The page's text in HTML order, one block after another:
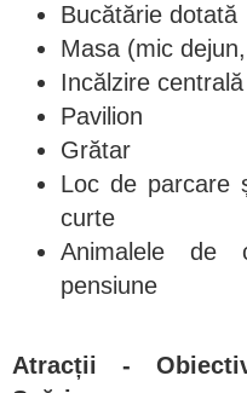
Bucătărie dotată
Masa (mic
Incălzire centrală
Pavilion
Grătar
Loc de parcare
curte
Animalele de
pensiune
Atracții -